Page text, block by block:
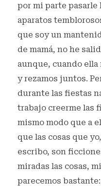
por mi parte pasarle
aparatos
que soy un
de mamá, no he
aunque, cuando ella
y rezamos juntos.
durante las fiestas
trabajo creerme las
mismo modo que a
que las cosas que
escribo, son
miradas las cosas,
parecemos